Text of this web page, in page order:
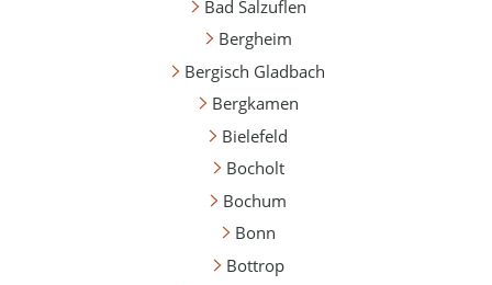
Bad Salzuflen
Bergheim
Bergisch Gladbach
Bergkamen
Bielefeld
Bocholt
Bochum
Bonn
Bottrop